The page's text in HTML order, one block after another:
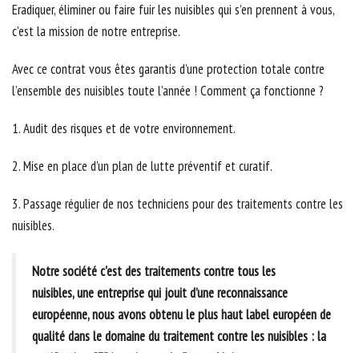
Eradiquer, éliminer ou faire fuir les nuisibles qui s’en prennent à vous,
c’est la mission de notre entreprise.
Avec ce contrat vous êtes garantis d’une protection totale contre
l’ensemble des nuisibles toute l’année ! Comment ça fonctionne ?
1. Audit des risques et de votre environnement.
2. Mise en place d’un plan de lutte préventif et curatif.
3. Passage régulier de nos techniciens pour des traitements contre les
nuisibles.
Notre société c'est des traitements contre tous les
nuisibles, une entreprise qui jouit d’une reconnaissance
européenne, nous avons obtenu le plus haut label européen de
qualité dans le domaine du traitement contre les nuisibles : la